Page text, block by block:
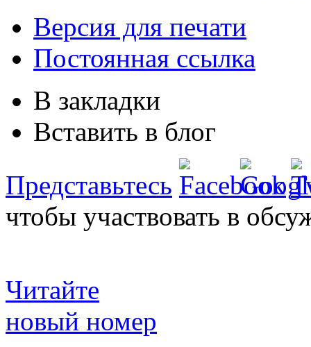
Версия для печати
Постоянная ссылка
В закладки
Вставить в блог
Представьтесь
чтобы участвовать в
Читайте
новый номер